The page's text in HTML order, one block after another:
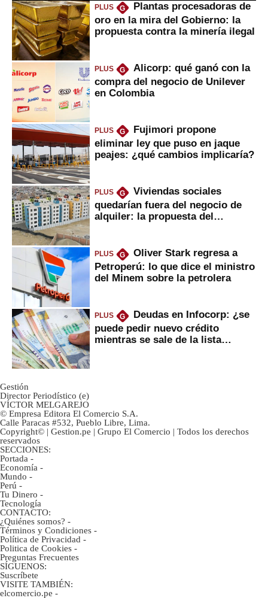
PLUS G
Plantas procesadoras de
oro en la mira del Gobierno: la
propuesta contra la minería ilegal
PLUS G
Alicorp: qué ganó con la
compra del negocio de Unilever
en Colombia
PLUS G
Fujimori propone
eliminar ley que puso en jaque
peajes: ¿qué cambios implicaría?
PLUS G
Viviendas sociales
quedarían fuera del negocio de
alquiler: la propuesta del
PLUS G
Oliver Stark regresa a
Petroperú: lo que dice el ministro
del Minem sobre la petrolera
PLUS G
Deudas en Infocorp: ¿se
puede pedir nuevo crédito
mientras se sale de la lista
Gestión
Director Periodístico (e)
VÍCTOR MELGAREJO
© Empresa Editora El Comercio S.A.
Calle Paracas #532, Pueblo Libre, Lima.
Copyright© | Gestion.pe | Grupo El Comercio | Todos los derechos
reservados
SECCIONES:
Portada -
Economía -
Mundo -
Perú -
Tu Dinero -
Tecnología
CONTACTO:
¿Quiénes somos? -
Términos y Condiciones -
Política de Privacidad -
Politica de Cookies -
Preguntas Frecuentes
SÍGUENOS:
Suscríbete
VISITE TAMBIÉN:
elcomercio.pe -